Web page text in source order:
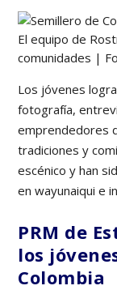
El equipo de
comunidades |
Los jóvenes
fotografía,
emprendedores
tradiciones y
escénico y han
en wayunaiqui e
PRM de
los
Colombia